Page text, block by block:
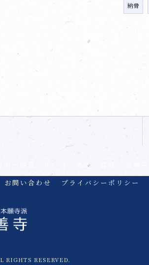
納骨
よくあるご質問
お問い合わせ プライバシーポリシー
RIGHTS RESERVED.